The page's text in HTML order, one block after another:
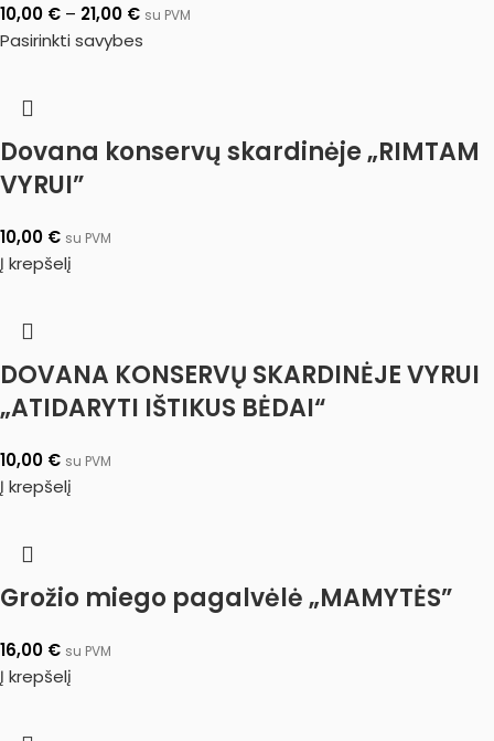
10,00 € – 21,00 € su PVM
Pasirinkti savybes
Dovana konservų skardinėje „RIMTAM
VYRUI”
10,00 € su PVM
Į krepšelį
DOVANA KONSERVŲ SKARDINĖJE VYRUI
„ATIDARYTI IŠTIKUS BĖDAI“
10,00 € su PVM
Į krepšelį
Grožio miego pagalvėlė „MAMYTĖS”
16,00 € su PVM
Į krepšelį